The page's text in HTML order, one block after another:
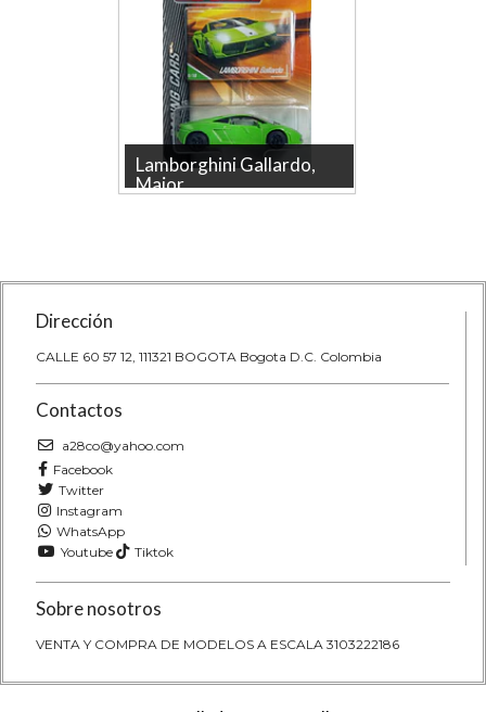
Lamborghini Gallardo,
Major...
Dirección
CALLE 60 57 12, 111321 BOGOTA Bogota D.C. Colombia
Contactos
a28co@yahoo.com
Facebook
Twitter
Instagram
WhatsApp
Youtube
Tiktok
Sobre nosotros
VENTA Y COMPRA DE MODELOS A ESCALA 3103222186